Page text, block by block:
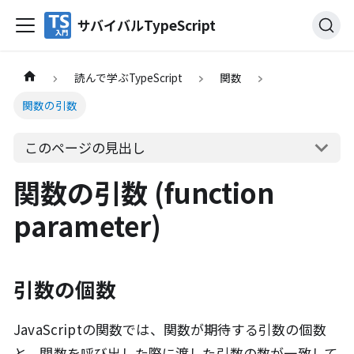
サバイバルTypeScript
読んで学ぶTypeScript
関数
関数の引数
このページの見出し
関数の引数 (function
parameter)
引数の個数
JavaScriptの関数では、関数が期待する引数の個数